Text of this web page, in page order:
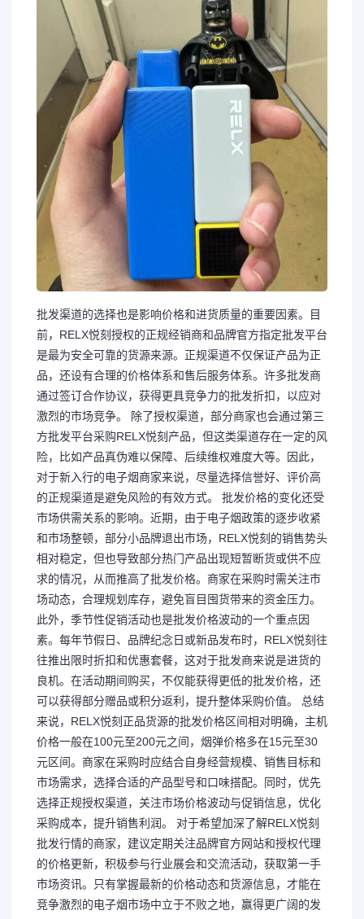
批发渠道的选择也是影响价格和进货质量的重要因素。目
前，RELX悦刻授权的正规经销商和品牌官方指定批发平台
是最为安全可靠的货源来源。正规渠道不仅保证产品为正
品，还设有合理的价格体系和售后服务体系。许多批发商
通过签订合作协议，获得更具竞争力的批发折扣，以应对
激烈的市场竞争。 除了授权渠道，部分商家也会通过第三
方批发平台采购RELX悦刻产品，但这类渠道存在一定的风
险，比如产品真伪难以保障、后续维权难度大等。因此，
对于新入行的电子烟商家来说，尽量选择信誉好、评价高
的正规渠道是避免风险的有效方式。 批发价格的变化还受
市场供需关系的影响。近期，由于电子烟政策的逐步收紧
和市场整顿，部分小品牌退出市场，RELX悦刻的销售势头
相对稳定，但也导致部分热门产品出现短暂断货或供不应
求的情况，从而推高了批发价格。商家在采购时需关注市
场动态，合理规划库存，避免盲目囤货带来的资金压力。
此外，季节性促销活动也是批发价格波动的一个重点因
素。每年节假日、品牌纪念日或新品发布时，RELX悦刻往
往推出限时折扣和优惠套餐，这对于批发商来说是进货的
良机。在活动期间购买，不仅能获得更低的批发价格，还
可以获得部分赠品或积分返利，提升整体采购价值。 总结
来说，RELX悦刻正品货源的批发价格区间相对明确，主机
价格一般在100元至200元之间，烟弹价格多在15元至30
元区间。商家在采购时应结合自身经营规模、销售目标和
市场需求，选择合适的产品型号和口味搭配。同时，优先
选择正规授权渠道，关注市场价格波动与促销信息，优化
采购成本，提升销售利润。 对于希望加深了解RELX悦刻
批发行情的商家，建议定期关注品牌官方网站和授权代理
的价格更新，积极参与行业展会和交流活动，获取第一手
市场资讯。只有掌握最新的价格动态和货源信息，才能在
竞争激烈的电子烟市场中立于不败之地，赢得更广阔的发